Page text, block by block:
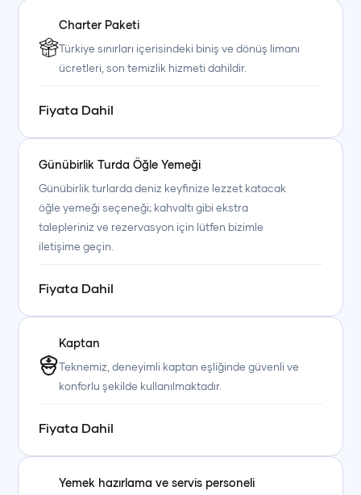
• Yakıt
• Servis hizmeti
• Alkollü ve alkolsüz içecekler
Günübirlik turlarımız, denizde geçirilen keyifli bir gün, özenle
hazırlanan yemekler ve Fethiye'nin eşsiz koylarında
unutulmaz yüzme molaları ile tatilinize ayrıcalık
teknede konforlu ve huzurlu bir gün geçirebilirsiniz.
Charter Paketi
Türkiye sınırları içerisindeki biniş ve dönüş limanı
ücretleri, son temizlik hizmeti dahildir.
Fiyata Dahil
Günübirlik Turda Öğle Yemeği
Günübirlik turlarda deniz keyfinize lezzet katacak
öğle yemeği seçeneği; kahvaltı gibi ekstra
talepleriniz ve rezervasyon için lütfen bizimle
iletişime geçin.
Fiyata Dahil
Kaptan
Teknemiz, deneyimli kaptan eşliğinde güvenli ve
konforlu şekilde kullanılmaktadır.
Fiyata Dahil
Yemek hazırlama ve servis personeli